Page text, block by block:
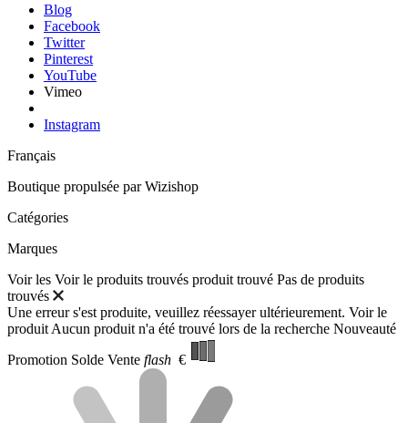
Blog
Facebook
Twitter
Pinterest
YouTube
Vimeo
Instagram
Français
Boutique propulsée parWizishop
Catégories
Marques
Voir les Voir le produits trouvés produit trouvé Pas de produits
trouvés
Une erreur s'est produite, veuillez réessayer ultérieurement. Voir le
produit Aucun produit n'a été trouvé lors de la recherche Nouveauté
Promotion Solde Vente flash €